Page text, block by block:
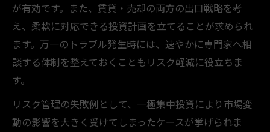
が有効です。また、賃貸・売却の両方の出口戦略を考
え、柔軟に対応できる投資計画を立てることが求められ
ます。万一のトラブル発生時には、速やかに専門家へ相
談する体制を整えておくこともリスク軽減に役立ちま
す。
リスク管理の失敗例として、一極集中投資により市場変
動の影響を大きく受けてしまったケースが挙げられま